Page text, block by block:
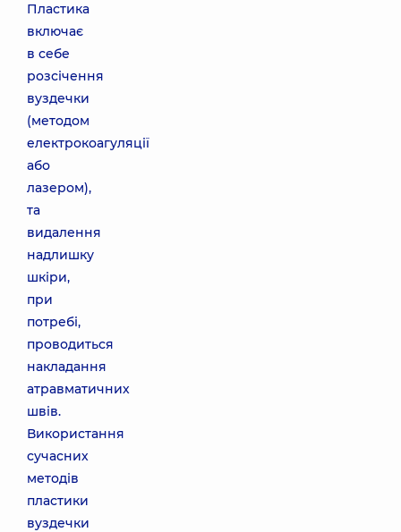
Пластика
включає
в себе
розсічення
вуздечки
(методом
електрокоагуляції
або
лазером),
та
видалення
надлишку
шкіри,
при
потребі,
проводиться
накладання
атравматичних
швів.
Використання
сучасних
методів
пластики
вуздечки